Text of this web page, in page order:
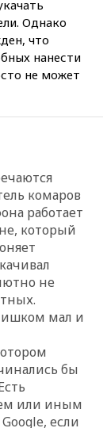
Однако
что
нанести
не может
комаров
работает
который
не
мал и
бы
или иным
если